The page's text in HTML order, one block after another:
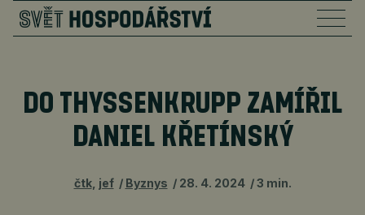
DO THYSSENKRUPP ZAMÍŘIL
DANIEL KŘETÍNSKÝ
čtk, jef Byznys 28. 4. 2024 3 min.